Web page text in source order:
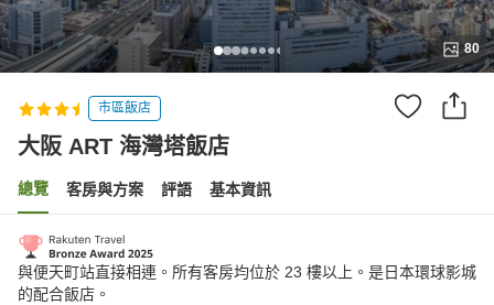
80
市區飯店
大阪 ART 海灣塔飯店
總覽 客房與方案 評語 基本資訊
與便天町站直接相連。所有客房均位於 23 樓以上。是日本環球影城
的配合飯店。